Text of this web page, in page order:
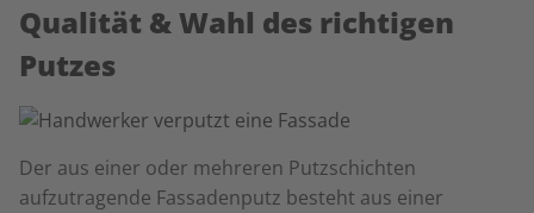
Qualität & Wahl des richtigen
Putzes
Der aus einer oder mehreren Putzschichten
aufzutragende Fassadenputz besteht aus einer